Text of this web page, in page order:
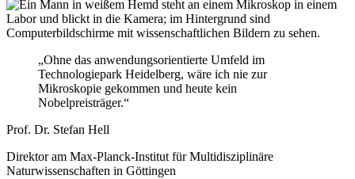
„Ohne das anwendungsorientierte Umfeld im
Technologiepark Heidelberg, wäre ich nie zur
Mikroskopie gekommen und heute kein
Nobelpreisträger.“
Prof. Dr. Stefan Hell
Direktor am Max-Planck-Institut für Multidisziplinäre
Naturwissenschaften in Göttingen